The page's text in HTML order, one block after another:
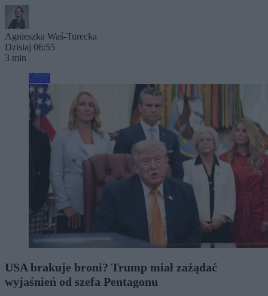
Agnieszka Waś-Turecka
Dzisiaj 06:55
3 min
USA brakuje broni? Trump miał zażądać
wyjaśnień od szefa Pentagonu